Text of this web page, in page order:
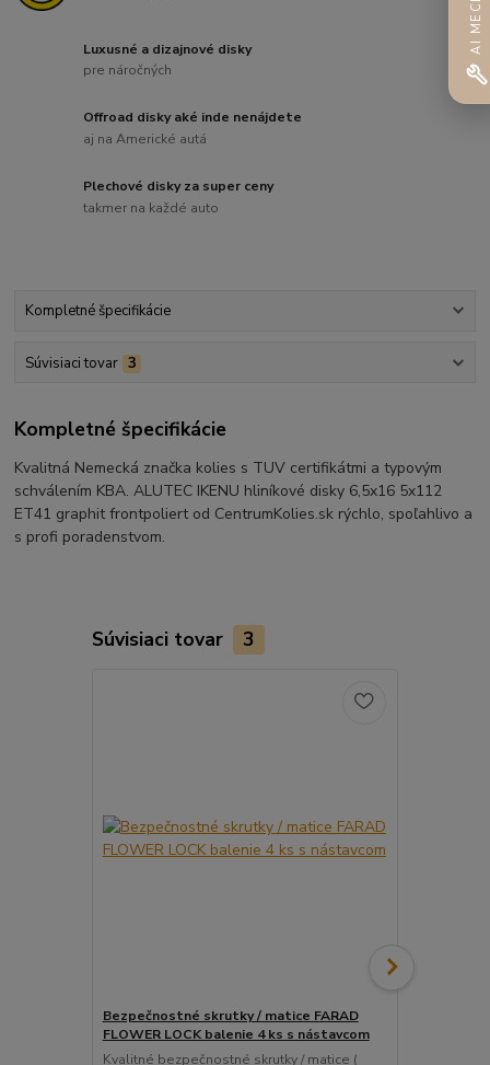
Luxusné a dizajnové disky
pre náročných
Offroad disky aké inde nenájdete
aj na Americké autá
Plechové disky za super ceny
takmer na každé auto
Kompletné špecifikácie
Súvisiaci tovar 3
Kompletné špecifikácie
Kvalitná Nemecká značka kolies s TUV certifikátmi a typovým
schválením KBA. ALUTEC IKENU hliníkové disky 6,5x16 5x112
ET41 graphit frontpoliert od CentrumKolies.sk rýchlo, spoľahlivo a
s profi poradenstvom.
Súvisiaci tovar 3
Bezpečnostné skrutky / matice FARAD
FLOWER LOCK balenie 4 ks s nástavcom
Kvalitné bezpečnostné skrutky / matice (